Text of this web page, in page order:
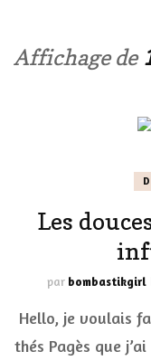
Affichage de
Les
par bombastikgirl
Hello, je voulais
thés Pagès que